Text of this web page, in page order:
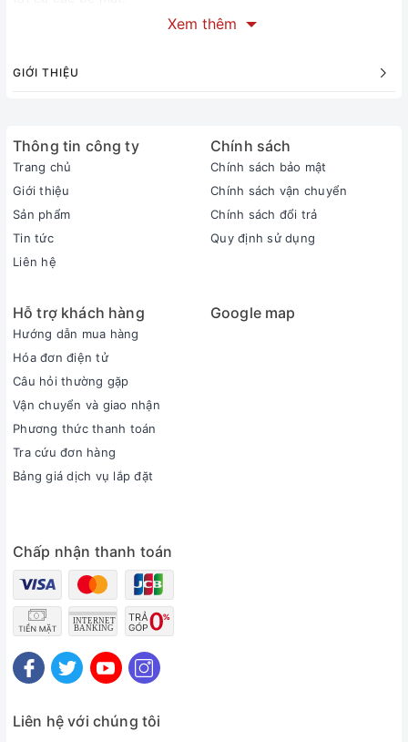
được phủ một lớp men chống dính hạn chế bám
Xem thêm
GIỚI THIỆU
Thông tin công ty
Trang chủ
Giới thiệu
Sản phẩm
Tin tức
Liên hệ
Chính sách
Chính sách bảo mật
Chính sách vận chuyển
Chính sách đổi trả
Quy định sử dụng
Hỗ trợ khách hàng
Hướng dẫn mua hàng
Hóa đơn điện tử
Câu hỏi thường gặp
Vận chuyển và giao nhận
Phương thức thanh toán
Tra cứu đơn hàng
Bảng giá dịch vụ lắp đặt
Google map
Chấp nhận thanh toán
Liên hệ với chúng tôi